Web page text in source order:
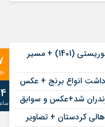
نقشه گردشگری مازندران و جاذبه های توریستی (1401) + مسیر
انواع برنج + عکس
شد+عکس و سوابق